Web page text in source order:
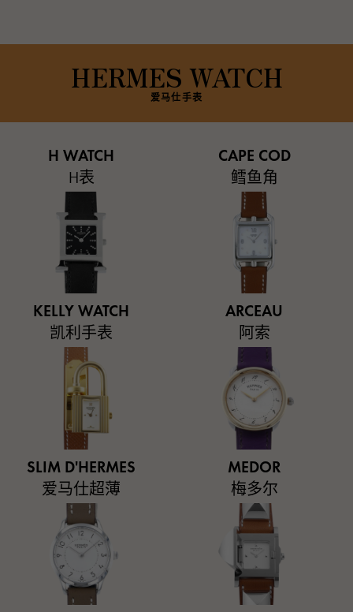
HERMES WATCH
爱马仕手表
H WATCH
H表
CAPE COD
鳕鱼角
KELLY WATCH
凯利手表
ARCEAU
阿索
SLIM D'HERMES
爱马仕超薄
MEDOR
梅多尔